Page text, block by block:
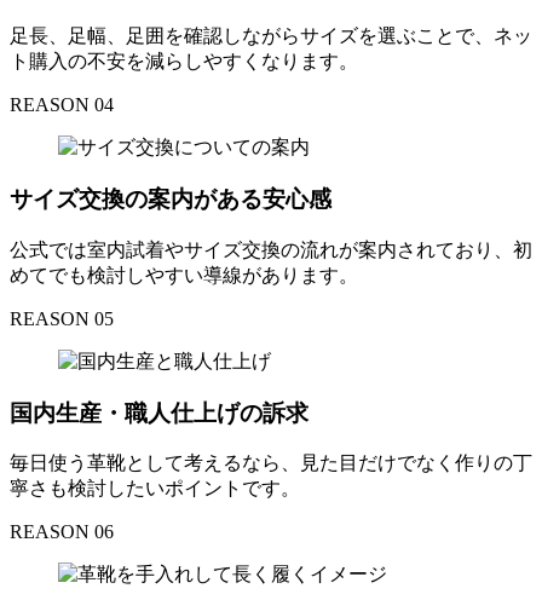
足長、足幅、足囲を確認しながらサイズを選ぶことで、ネッ
ト購入の不安を減らしやすくなります。
REASON 04
サイズ交換の案内がある安心感
公式では室内試着やサイズ交換の流れが案内されており、初
めてでも検討しやすい導線があります。
REASON 05
国内生産・職人仕上げの訴求
毎日使う革靴として考えるなら、見た目だけでなく作りの丁
寧さも検討したいポイントです。
REASON 06